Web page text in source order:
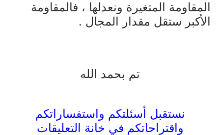
المقاومة المتغيرة ونعدلها ، فالمقاومة
الأكبر ستقل مقدار المجال .
تم بحمد الله
نستقبل أسئلتكم واستفساراتكم
واقتراحاتكم في خانة التعليقات